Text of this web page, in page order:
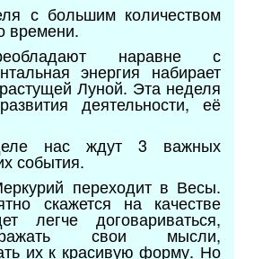
с большим количеством
времени.
наравне с
энергия набирает
Луной. Эта неделя
деятельности, её
нас ждут 3 важных
события.
переходит в Весы.
скажется на качестве
легче договариваться,
свои мысли,
их к красивую форму. Но